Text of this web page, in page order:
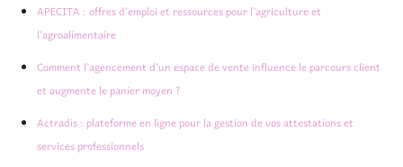
APECITA : offres d’emploi et ressources pour l’agriculture et
l’agroalimentaire
Comment l’agencement d’un espace de vente influence le parcours client
et augmente le panier moyen ?
Actradis : plateforme en ligne pour la gestion de vos attestations et
services professionnels